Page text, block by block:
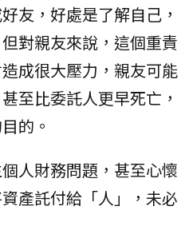
友，好處是了解自己，
對親友來說，這個重責
成很大壓力，親友可能
至比委託人更早死亡，
的。
人財務問題，甚至心懷
產託付給「人」，未必